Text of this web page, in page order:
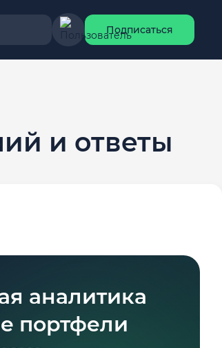
Подписаться
и ответы
аналитика
портфели